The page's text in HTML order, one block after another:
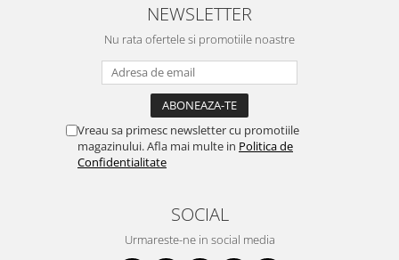
NEWSLETTER
Nu rata ofertele si promotiile noastre
Vreau sa primesc newsletter cu promotiile
magazinului. Afla mai multe in Politica de
Confidentialitate
SOCIAL
Urmareste-ne in social media